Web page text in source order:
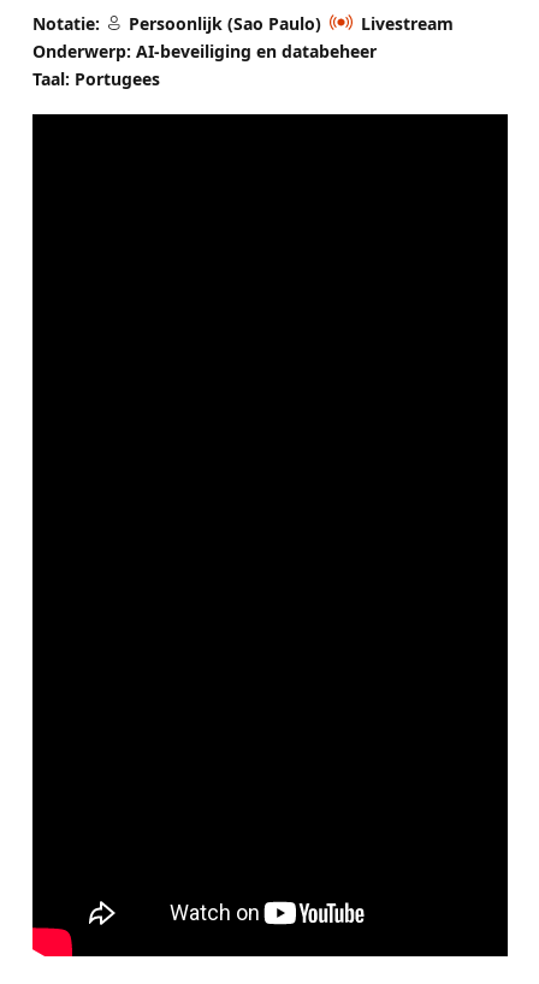
Notatie: Persoonlijk (Sao Paulo)
Livestream
Onderwerp: AI-beveiliging en databeheer
Taal: Portugees